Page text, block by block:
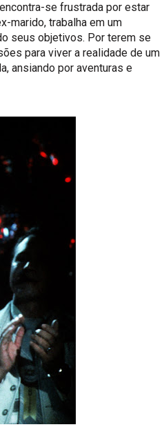
se frustrada por estar
marido, trabalha em um
seus objetivos. Por terem se
para viver a realidade de um
ansiando por aventuras e